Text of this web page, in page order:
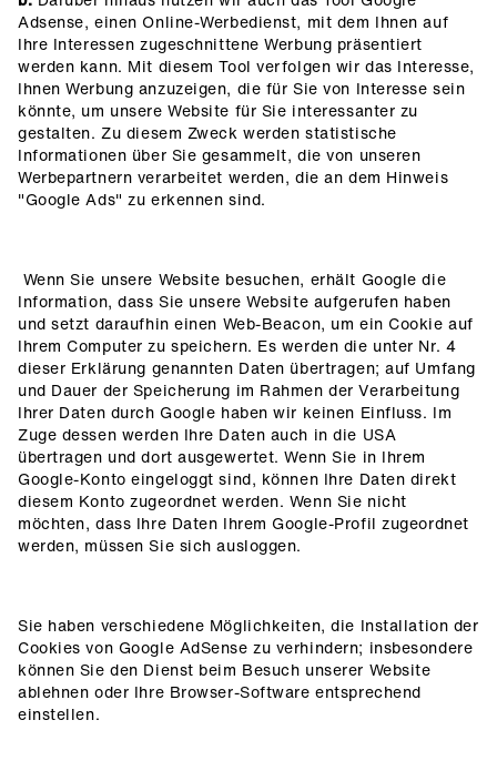
Adsense, einen Online-Werbedienst, mit dem Ihnen auf
Ihre Interessen zugeschnittene Werbung präsentiert
werden kann. Mit diesem Tool verfolgen wir das Interesse,
Ihnen Werbung anzuzeigen, die für Sie von Interesse sein
könnte, um unsere Website für Sie interessanter zu
gestalten. Zu diesem Zweck werden statistische
Informationen über Sie gesammelt, die von unseren
Werbepartnern verarbeitet werden, die an dem Hinweis
"Google Ads" zu erkennen sind.
Wenn Sie unsere Website besuchen, erhält Google die
Information, dass Sie unsere Website aufgerufen haben
und setzt daraufhin einen Web-Beacon, um ein Cookie auf
Ihrem Computer zu speichern. Es werden die unter Nr. 4
dieser Erklärung genannten Daten übertragen; auf Umfang
und Dauer der Speicherung im Rahmen der Verarbeitung
Ihrer Daten durch Google haben wir keinen Einfluss. Im
Zuge dessen werden Ihre Daten auch in die USA
übertragen und dort ausgewertet. Wenn Sie in Ihrem
Google-Konto eingeloggt sind, können Ihre Daten direkt
diesem Konto zugeordnet werden. Wenn Sie nicht
möchten, dass Ihre Daten Ihrem Google-Profil zugeordnet
werden, müssen Sie sich ausloggen.
Sie haben verschiedene Möglichkeiten, die Installation der
Cookies von Google AdSense zu verhindern; insbesondere
können Sie den Dienst beim Besuch unserer Website
ablehnen oder Ihre Browser-Software entsprechend
einstellen.